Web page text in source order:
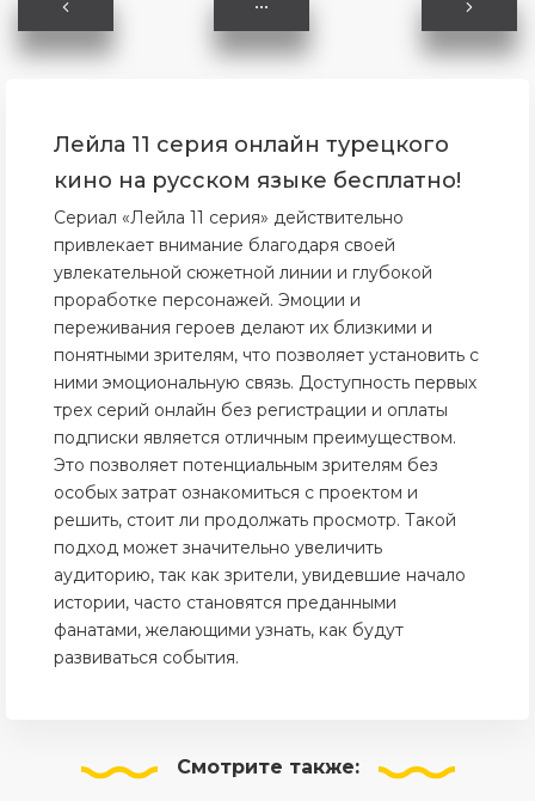
Лейла 11 серия онлайн турецкого
кино на русском языке бесплатно!
Сериал «Лейла 11 серия» действительно
привлекает внимание благодаря своей
увлекательной сюжетной линии и глубокой
проработке персонажей. Эмоции и
переживания героев делают их близкими и
понятными зрителям, что позволяет установить с
ними эмоциональную связь. Доступность первых
трех серий онлайн без регистрации и оплаты
подписки является отличным преимуществом.
Это позволяет потенциальным зрителям без
особых затрат ознакомиться с проектом и
решить, стоит ли продолжать просмотр. Такой
подход может значительно увеличить
аудиторию, так как зрители, увидевшие начало
истории, часто становятся преданными
фанатами, желающими узнать, как будут
развиваться события.
Смотрите также: